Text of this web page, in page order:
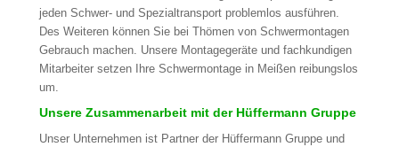
jeden Schwer- und Spezialtransport problemlos ausführen.
Des Weiteren können Sie bei Thömen von Schwermontagen
Gebrauch machen. Unsere Montagegeräte und fachkundigen
Mitarbeiter setzen Ihre Schwermontage in Meißen reibungslos
um.
Unsere Zusammenarbeit mit der Hüffermann Gruppe
Unser Unternehmen ist Partner der Hüffermann Gruppe und